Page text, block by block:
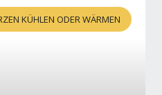
KÜHLEN ODER WÄRMEN